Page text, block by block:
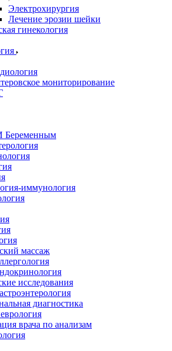
Электрохирургия
Лечение эрозии шейки
гинекология
мониторирование
Беременным
иммунология
массаж
исследования
диагностика
врача по анализам